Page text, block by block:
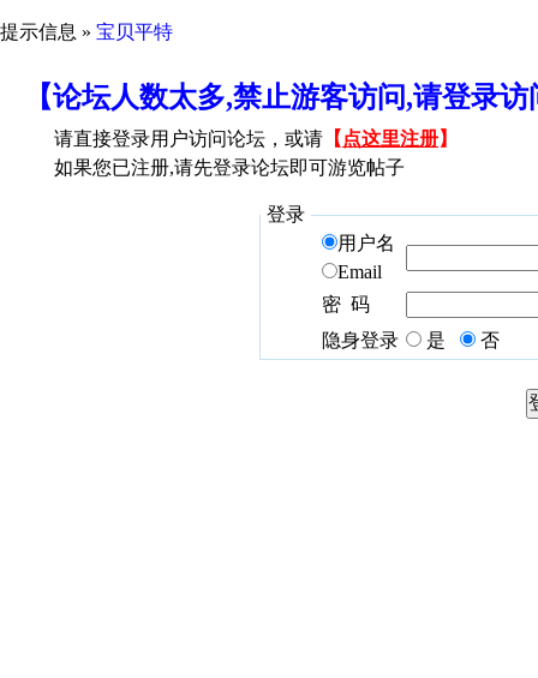
提示信息 » 宝贝平特
【论坛人数太多,禁止游客访问,请登录
请直接登录用户访问论坛，或请 【 点这里注册】
如果您已注册,请先登录论坛即可游览帖子
登录
用户名
Email
密 码
隐身登录
是 否